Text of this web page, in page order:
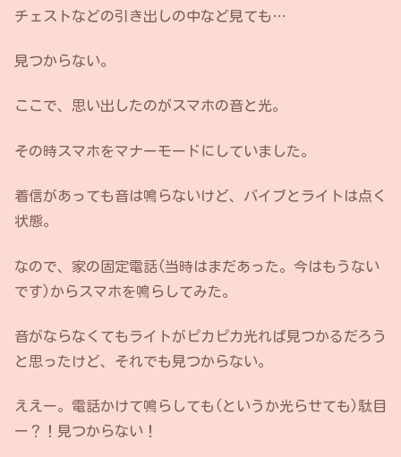
チェストなどの引き出しの中など見ても…
見つからない。
ここで、思い出したのがスマホの音と光。
その時スマホをマナーモードにしていました。
着信があっても音は鳴らないけど、バイブとライトは点く
状態。
なので、家の固定電話(当時はまだあった。今はもうない
です)からスマホを鳴らしてみた。
音がならなくてもライトがピカピカ光れば見つかるだろう
と思ったけど、それでも見つからない。
ええー。電話かけて鳴らしても(というか光らせても)駄目
ー？！見つからない！